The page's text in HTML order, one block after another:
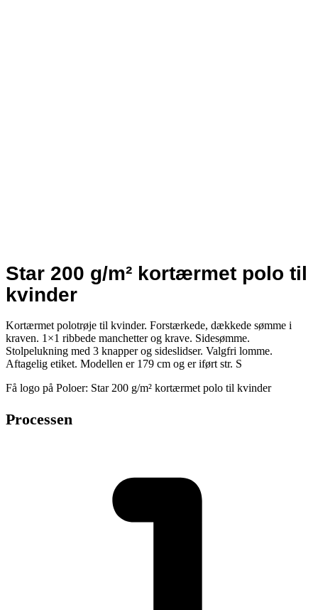
Star 200 g/m² kortærmet polo til
kvinder
Kortærmet polotrøje til kvinder. Forstærkede, dækkede sømme i
kraven. 1×1 ribbede manchetter og krave. Sidesømme.
Stolpelukning med 3 knapper og sideslidser. Valgfri lomme.
Aftagelig etiket. Modellen er 179 cm og er iført str. S
Få logo på Poloer: Star 200 g/m² kortærmet polo til kvinder
Processen